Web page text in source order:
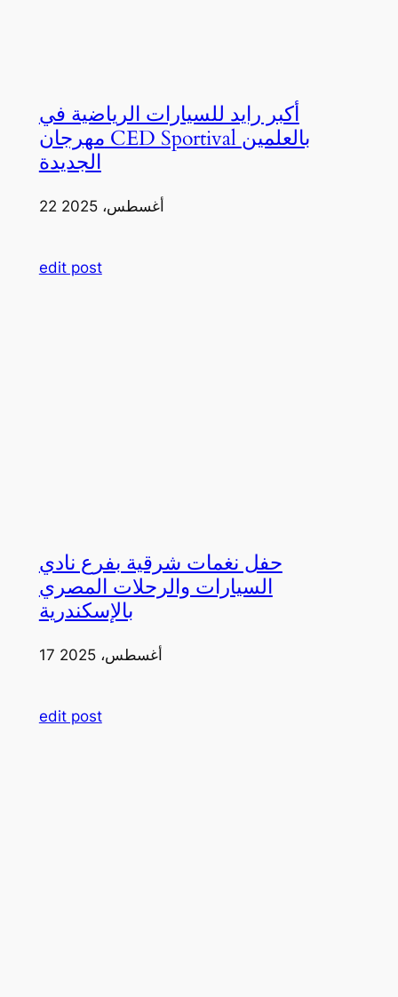
أكبر رايد للسيارات الرياضية في
مهرجان CED Sportival بالعلمين
الجديدة
22 أغسطس، 2025
edit post
حفل نغمات شرقية بفرع نادي
السيارات والرحلات المصري
بالإسكندرية
17 أغسطس، 2025
edit post